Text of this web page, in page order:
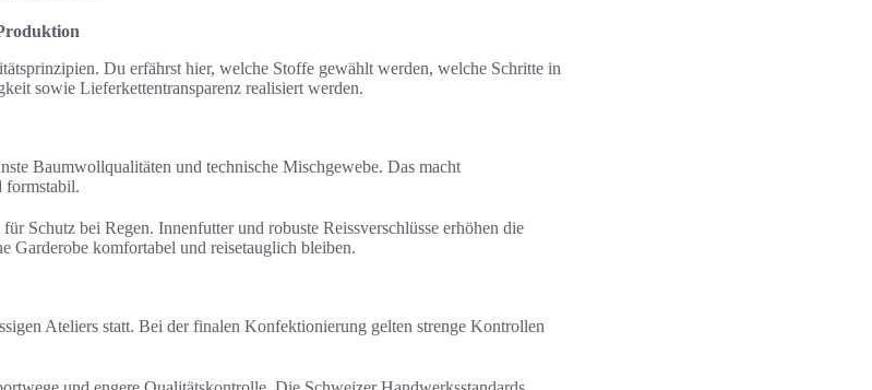
Du erfährst hier, welche Stoffe gewählt werden, welche Schritte in
sowie Lieferkettentransparenz realisiert werden.
Baumwollqualitäten und technische Mischgewebe. Das macht
formstabil.
Schutz bei Regen. Innenfutter und robuste Reissverschlüsse erhöhen die
Garderobe komfortabel und reisetauglich bleiben.
Ateliers statt. Bei der finalen Konfektionierung gelten strenge Kontrollen